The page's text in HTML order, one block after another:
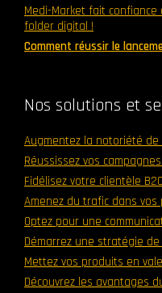
Medi-Market fait
folder digital !
Comment réussir le
Nos solutions et
Augmentez la notoriété
Réussissez vos
Fidélisez votre clientèle B2C
Amenez du trafic dans
Optez pour une
Démarrez une stratégie
Mettez vos produits en
Découvrez les avantages